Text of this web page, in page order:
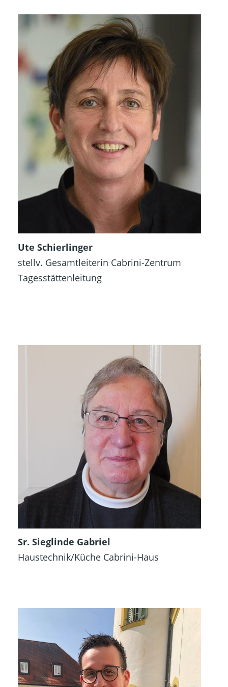
Ute Schierlinger
stellv. Gesamtleiterin Cabrini-Zentrum
Tagesstättenleitung
Sr. Sieglinde Gabriel
Haustechnik/Küche Cabrini-Haus